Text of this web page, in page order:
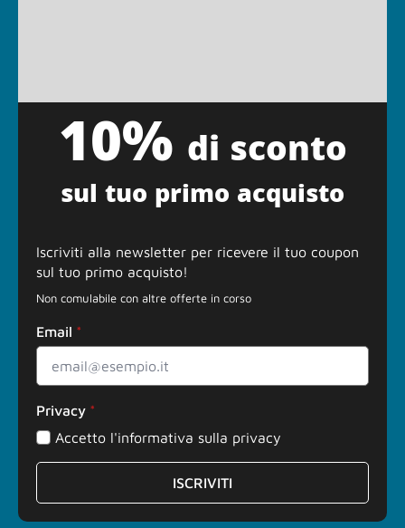
10% di sconto
sul tuo primo acquisto
Iscriviti alla newsletter per ricevere il tuo coupon
sul tuo primo acquisto!
Non comulabile con altre offerte in corso
Email *
Privacy *
Accetto l'informativa sulla privacy
ISCRIVITI